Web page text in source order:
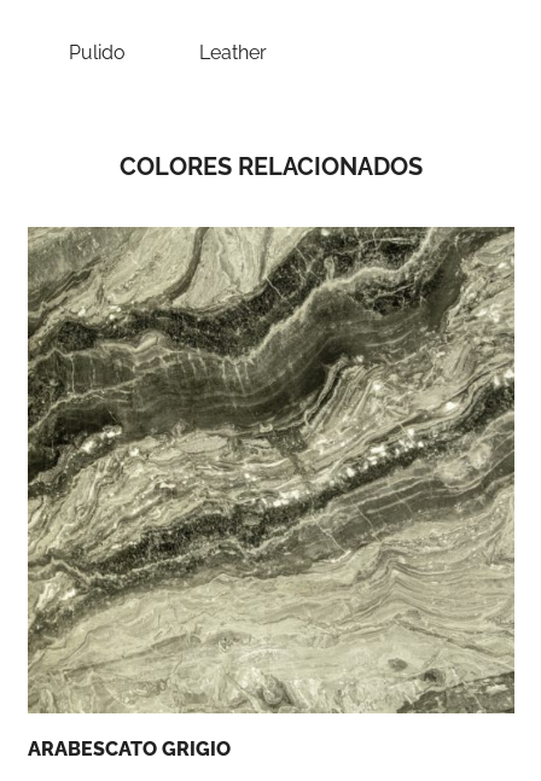
Pulido Leather
COLORES RELACIONADOS
ARABESCATO GRIGIO